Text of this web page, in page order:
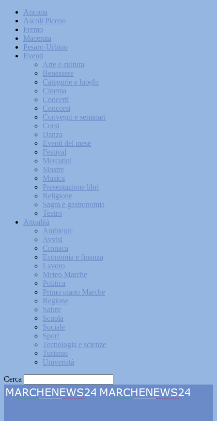
Ancona
Ascoli Piceno
Fermo
Macerata
Pesaro-Urbino
Eventi
Arte e cultura
Benessere
Categorie e luoghi
Cinema
Concerti
Concorsi
Convegni e seminari
Corsi
Danza
Eventi del mese
Festival
Mercatini
Mostre
Musica
Presentazione libri
Religione
Sagra e gastronomia
Teatro
Attualità
Ambiente
Avvisi
Cronaca
Economia e finanza
Lavoro
Meteo Marche
Politica
Primo piano Marche
Regione
Salute
Scuola
Sociale
Sport
Tecnologia e scienze
Turismo
Università
Cerca